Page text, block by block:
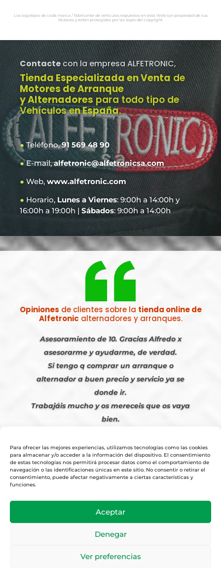
Para ofrecer las mejores experiencias, utilizamos tecnologías como las cookies
para almacenar y/o acceder a la información del dispositivo. El consentimiento
de estas tecnologías nos permitirá procesar datos como el comportamiento de
navegación o las identificaciones únicas en este sitio. No consentir o retirar el
consentimiento, puede afectar negativamente a ciertas características y
funciones.
Aceptar
Denegar
Ver preferencias
Los logotipos de cada marca / fabricante de vehículos expuestos en esta Web son propiedad de sus
titulares y están protegidos por las leyes del copyright.
Contacte con la empresa ALFETRONIC,
Tienda Especializada en Venta de
Motores de Arranque
y Alternadores para todo tipo de
Vehículos en España.
●Teléfono,91 569 48 90
●E-mail,alfetronic@alfetronicsa.com
● Web, www.alfetronic.com
● Horario, Lunes a Viernes: 9:00h a 14:00h y
16:00h a 19:00h | Sábados: 9:00h a 14:00h
Opiniones de clientes sobre la tienda online de
Alfetronic alternadores y arranques.
Asesoramiento de 10. Gracias Alfredo x
asesorarme y ayudarme, de verdad.
Si tengo q comprar un arranque o
alternador a buen precio y servicio ya se
donde ir.
Trabajáis mucho y os mereceis que os vaya
bien.
Condiciones Venta Online
Diseño y Posicionamiento Web,Agencia web-espana.es